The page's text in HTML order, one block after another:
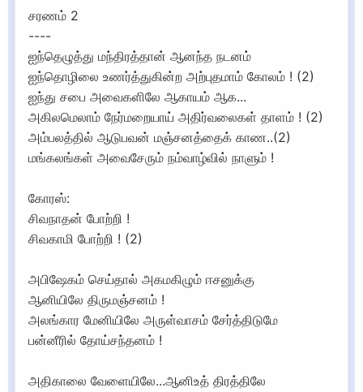
சரணம் 2
----
ஐந்தெழுத்து மந்திரத்தான் ஆனந்த நடனம்
ஐந்தொழிலை உணர்த்துகின்ற அற்புதமாம் கோலம் ! (2)
ஐந்து சபை அவைகளிலே ஆகாயம் ஆக...
அகிலமெலாம் நேர்மறையாய் அதிர்வலைகள் தாளம் ! (2)
அம்பலத்தில் ஆடுபவன் மஞ்சனத்தைக் காண..(2)
மங்கலங்கள் அவைசேரும் நம்வாழ்வில் நாளும் !
கோரஸ்:
சிவநாதன் போற்றி !
சிவகாமி போற்றி ! (2)
அபிஷேகம் செய்தால் அகமகிழும் ஈசனுக்கு
ஆனியிலே திருமஞ்சனம் !
அலங்கார மேனியிலே அருள்வாசம் சேர்த்திடுமே
பன்னீரில் தோய்சந்தனம் !
அதிகாலை வேளையிலே...ஆனிஉத் திரத்திலே